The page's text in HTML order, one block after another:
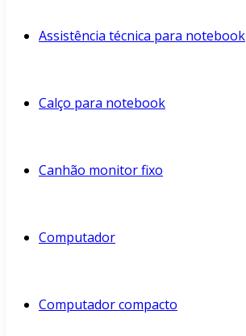
Assistência técnica para notebook
Calço para notebook
Canhão monitor fixo
Computador
Computador compacto